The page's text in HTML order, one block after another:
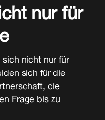
nur für
nicht nur für
sich für die
die
Frage bis zu